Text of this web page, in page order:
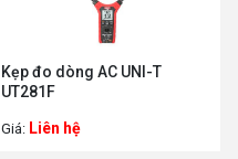
Kẹp đo dòng AC UNI-T
UT281F
Giá: Liên hệ